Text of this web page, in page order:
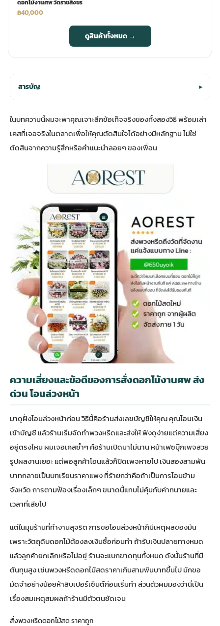
ดอกไม้งานศพ วัดราชสิงขร
฿40,000
ดูสินค้าทั้งหมด →
สารบัญ ▾
ในบทความนี้ผมจะพาคุณเจาะลึกข้อเท็จจริงของทั้งสองวิธี พร้อมเล่า
เคสที่เจอจริงในตลาดเพื่อให้คุณตัดสินใจได้อย่างมีหลักฐาน ไม่ใช่
ตัดสินจากความรู้สึกหรือคำแนะนำลอยๆ ของเพื่อน
ความเสี่ยงและข้อดีของการสั่งดอกไม้งานศพ ส่ง
ด่วน โอนล่วงหน้า
มาดูฝั่งโอนล่วงหน้าก่อน วิธีนี้คือร้านส่งเลขบัญชีให้คุณ คุณโอนเงิน
เข้าบัญชี แล้วร้านเริ่มจัดทำพวงหรีดและส่งให้ ฟังดูง่ายแต่ความเสี่ยง
อยู่ตรงไหน ผมเจอเคสซ้ำๆ คือร้านเปิดมาไม่นาน หน้าเฟซบุ๊กเพจสวย
รูปผลงานเยอะ แต่พอลูกค้าโอนแล้วก็ปิดเพจหายไป เงินสองสามพัน
บาทกลายเป็นบทเรียนราคาแพง ที่ร้ายกว่าคือถ้าเป็นการโอนข้าม
จังหวัด การตามฟ้องเรื่องเล็กๆ ขนาดนี้แทบไม่คุ้มกับค่าทนายและ
เวลาที่เสียไป
แต่ในมุมร้านที่ทำงานสุจริต การขอโอนล่วงหน้าก็มีเหตุผลของมัน
เพราะวัตถุดิบดอกไม้ต้องลงเงินซื้อก่อนทำ ถ้ารับเงินปลายทางหมด
แล้วลูกค้ายกเลิกหรือไม่อยู่ ร้านจะแบกขาดทุนทั้งหมด ดังนั้นร้านที่มี
ต้นทุนสูง เช่นพวงหรีดดอกไม้สดราคาเกินสามพันบาทขึ้นไป มักขอ
มัดจำอย่างน้อยห้าสิบเปอร์เซ็นต์ก่อนเริ่มทำ ส่วนตัวผมมองว่านี่เป็น
เรื่องสมเหตุสมผลถ้าร้านมีตัวตนชัดเจน
สั่งพวงหรีดดอกไม้สด ราคาถูก